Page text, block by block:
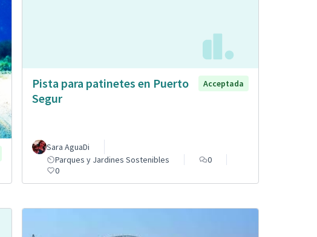
Pista para patinetes en Puerto
Segur
Acceptada
Sara AguaDi
Parques y Jardines Sostenibles
0
0